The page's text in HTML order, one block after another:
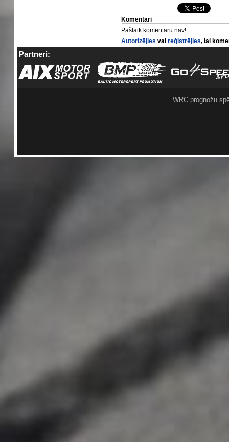
Komentāri
Pašlaik komentāru nav!
Autorizējies vaireģistrējies, lai
Partneri:
WRC prognožu